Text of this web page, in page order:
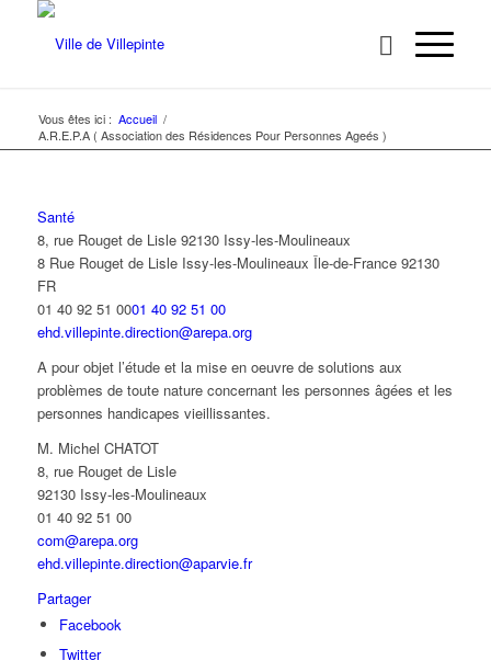
Vous êtes ici : Accueil /
A.R.E.P.A ( Association des Résidences Pour Personnes Ageés )
Santé
8, rue Rouget de Lisle 92130 Issy-les-Moulineaux
8 Rue Rouget de Lisle Issy-les-Moulineaux Île-de-France 92130
FR
01 40 92 51 0001 40 92 51 00
ehd.villepinte.direction@arepa.org
A pour objet l’étude et la mise en oeuvre de solutions aux
problèmes de toute nature concernant les personnes âgées et les
personnes handicapes vieillissantes.
M. Michel CHATOT
8, rue Rouget de Lisle
92130 Issy-les-Moulineaux
01 40 92 51 00
com@arepa.org
ehd.villepinte.direction@aparvie.fr
Partager
Facebook
Twitter